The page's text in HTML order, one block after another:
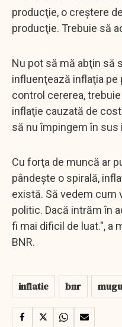
producţie, o creştere
producţie. Trebuie să
Nu pot să mă abţin să
influenţează inflaţia pe
control cererea,
inflaţie cauzată de
să nu împingem în sus
Cu forţa de muncă ar
pândeşte o spirală,
există. Să vedem cum
politic. Dacă intrăm în
fi mai dificil de luat.", a
BNR.
inflatie bnr